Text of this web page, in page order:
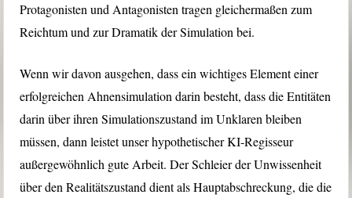
Protagonisten und Antagonisten tragen gleichermaßen zum
Reichtum und zur Dramatik der Simulation bei.
Wenn wir davon ausgehen, dass ein wichtiges Element einer
erfolgreichen Ahnensimulation darin besteht, dass die Entitäten
darin über ihren Simulationszustand im Unklaren bleiben
müssen, dann leistet unser hypothetischer KI-Regisseur
außergewöhnlich gute Arbeit. Der Schleier der Unwissenheit
über den Realitätszustand dient als Hauptabschreckung, die die